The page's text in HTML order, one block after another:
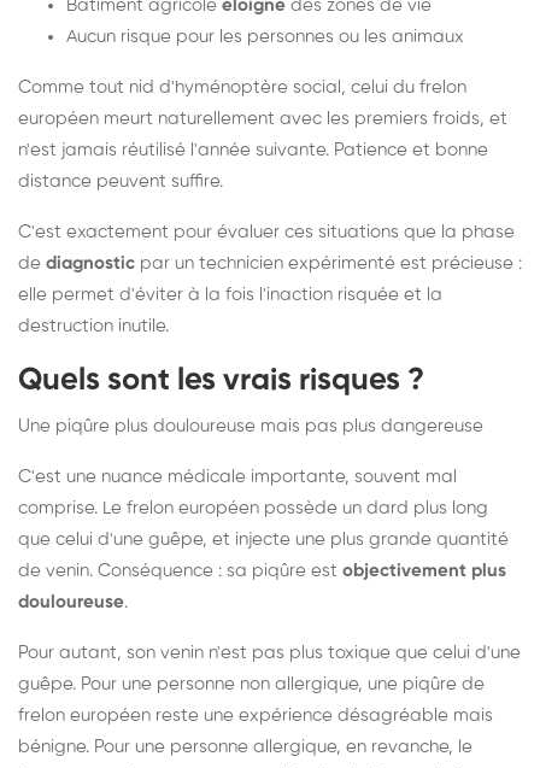
Bâtiment agricole éloigné des zones de vie
Aucun risque pour les personnes ou les animaux
Comme tout nid d'hyménoptère social, celui du frelon
européen meurt naturellement avec les premiers froids, et
n'est jamais réutilisé l'année suivante. Patience et bonne
distance peuvent suffire.
C'est exactement pour évaluer ces situations que la phase
de diagnostic par un technicien expérimenté est précieuse :
elle permet d'éviter à la fois l'inaction risquée et la
destruction inutile.
Quels sont les vrais risques ?
Une piqûre plus douloureuse mais pas plus dangereuse
C'est une nuance médicale importante, souvent mal
comprise. Le frelon européen possède un dard plus long
que celui d'une guêpe, et injecte une plus grande quantité
de venin. Conséquence : sa piqûre est objectivement plus
douloureuse.
Pour autant, son venin n'est pas plus toxique que celui d'une
guêpe. Pour une personne non allergique, une piqûre de
frelon européen reste une expérience désagréable mais
bénigne. Pour une personne allergique, en revanche, le